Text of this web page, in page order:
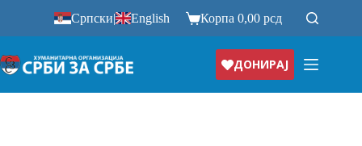
Српски| English Корпа0,00рсд
ДОНИРАЈ